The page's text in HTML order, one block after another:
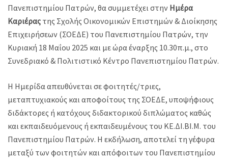
Πανεπιστημίου Πατρών, θα συμμετέχει στην Ημέρα
Καριέρας της Σχολής Οικονομικών Επιστημών & Διοίκησης
Επιχειρήσεων (ΣΟΕΔΕ) του Πανεπιστημίου Πατρών, την
Κυριακή 18 Μαΐου 2025 και με ώρα έναρξης 10.30π.μ., στο
Συνεδριακό & Πολιτιστικό Κέντρο Πανεπιστημίου Πατρών.
Η Ημερίδα απευθύνεται σε φοιτητές/τριες,
μεταπτυχιακούς και αποφοίτους της ΣΟΕΔΕ, υποψήφιους
διδάκτορες ή κατόχους διδακτορικού διπλώματος καθώς
και εκπαιδευόμενους ή εκπαιδευμένους του ΚΕ.ΔΙ.ΒΙ.Μ. του
Πανεπιστημίου Πατρών. Η εκδήλωση, αποτελεί τη γέφυρα
μεταξύ των φοιτητών και απόφοιτων του Πανεπιστημίου